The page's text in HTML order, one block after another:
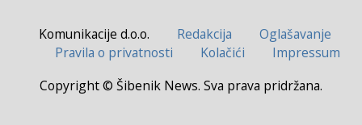
Komunikacije d.o.o. Redakcija
Oglašavanje
Pravila o privatnosti
Kolačići
Impressum
Copyright © Šibenik News. Sva prava pridržana.